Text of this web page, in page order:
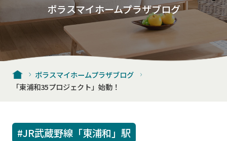
ポラスマイホームプラザブログ
ポラスマイホームプラザブログ
「東浦和35プロジェクト」始動！
#JR武蔵野線「東浦和」駅